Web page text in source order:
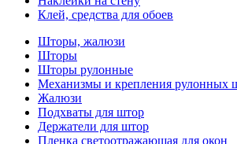
Клей, средства для обоев
Шторы, жалюзи
Шторы
Шторы рулонные
Механизмы и крепления рулонных
Жалюзи
Подхваты для штор
Держатели для штор
Пленка светоотражающая для окон